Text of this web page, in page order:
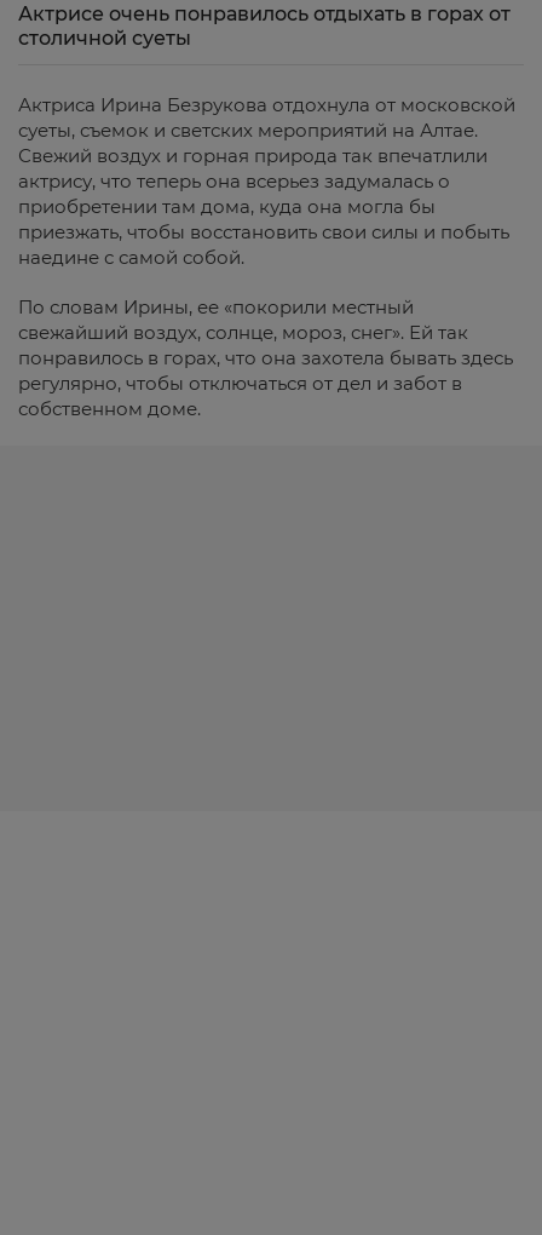
Актрисе очень понравилось отдыхать в горах от
столичной суеты
Актриса Ирина Безрукова отдохнула от московской
суеты, съемок и светских мероприятий на Алтае.
Свежий воздух и горная природа так впечатлили
актрису, что теперь она всерьез задумалась о
приобретении там дома, куда она могла бы
приезжать, чтобы восстановить свои силы и побыть
наедине с самой собой.
По словам Ирины, ее «покорили местный
свежайший воздух, солнце, мороз, снег». Ей так
понравилось в горах, что она захотела бывать здесь
регулярно, чтобы отключаться от дел и забот в
собственном доме.